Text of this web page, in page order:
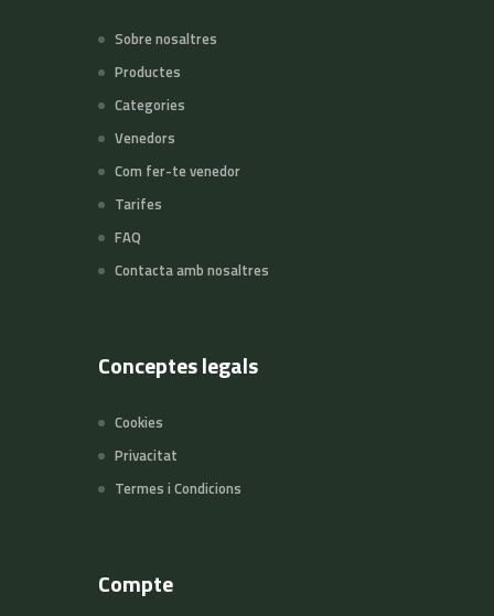
Sobre nosaltres
Productes
Categories
Venedors
Com fer-te venedor
Tarifes
FAQ
Contacta amb nosaltres
Conceptes legals
Cookies
Privacitat
Termes i Condicions
Compte